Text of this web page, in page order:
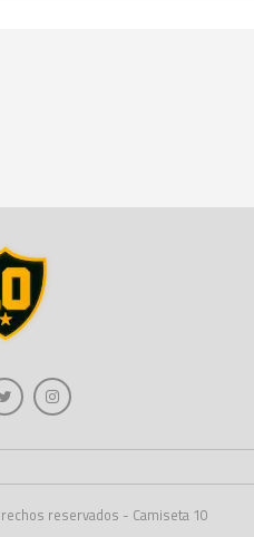
reservados - Camiseta 10